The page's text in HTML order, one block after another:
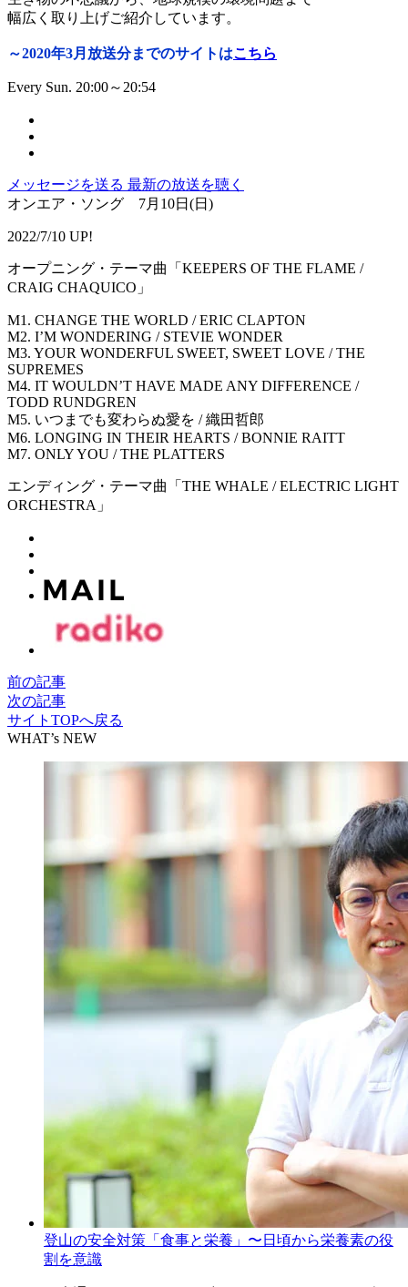
幅広く取り上げご紹介しています。
～2020年3月放送分までのサイトはこちら
Every Sun. 20:00～20:54
メッセージを送る 最新の放送を聴く
オンエア・ソング 7月10日(日)
2022/7/10 UP!
オープニング・テーマ曲「KEEPERS OF THE FLAME /
CRAIG CHAQUICO」
M1. CHANGE THE WORLD / ERIC CLAPTON
M2. I’M WONDERING / STEVIE WONDER
M3. YOUR WONDERFUL SWEET, SWEET LOVE / THE
SUPREMES
M4. IT WOULDN’T HAVE MADE ANY DIFFERENCE /
TODD RUNDGREN
M5. いつまでも変わらぬ愛を / 織田哲郎
M6. LONGING IN THEIR HEARTS / BONNIE RAITT
M7. ONLY YOU / THE PLATTERS
エンディング・テーマ曲「THE WHALE / ELECTRIC LIGHT
ORCHESTRA」
前の記事
次の記事
サイトTOPへ戻る
WHAT’s NEW
登山の安全対策「食事と栄養」〜日頃から栄養素の役
割を意識